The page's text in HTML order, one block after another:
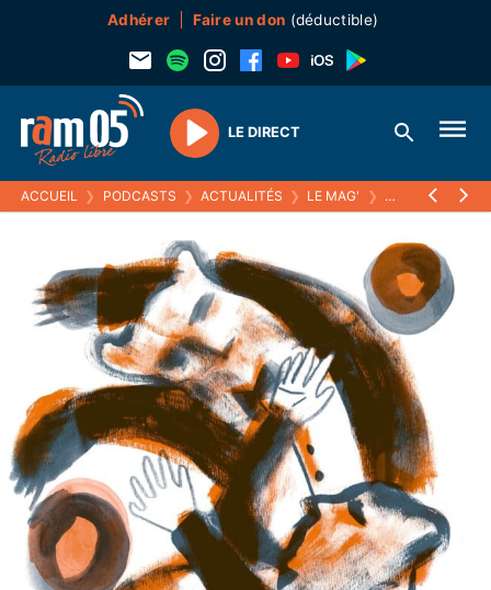
Adhérer Faire un don (déductible)
Play
LE DIRECT
ACCUEIL ❯ PODCASTS ❯ ACTUALITÉS ❯ LE MAG' ❯ MATHILDE